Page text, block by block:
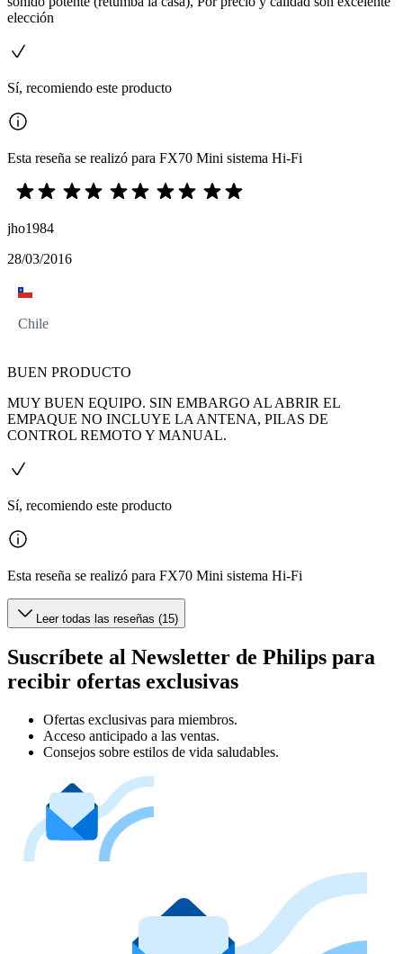
elección
Sí, recomiendo este producto
Esta reseña se realizó para FX70 Mini sistema Hi-Fi
jho1984
28/03/2016
Chile
BUEN PRODUCTO
MUY BUEN EQUIPO. SIN EMBARGO AL ABRIR EL
EMPAQUE NO INCLUYE LA ANTENA, PILAS DE
CONTROL REMOTO Y MANUAL.
Sí, recomiendo este producto
Esta reseña se realizó para FX70 Mini sistema Hi-Fi
Leer todas las reseñas (15)
Suscríbete al Newsletter de Philips para
recibir ofertas exclusivas
Ofertas exclusivas para miembros.
Acceso anticipado a las ventas.
Consejos sobre estilos de vida saludables.